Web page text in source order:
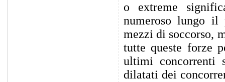
o extreme
numeroso lungo il
mezzi di soccorso,
tutte queste forze
ultimi concorrenti
dilatati dei